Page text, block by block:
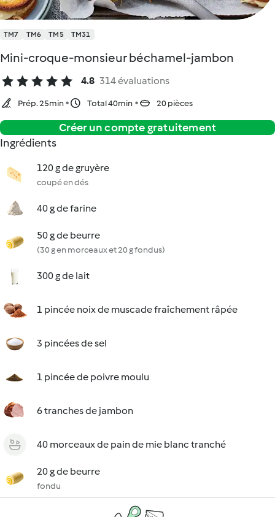
TM7 TM6 TM5 TM31
Mini-croque-monsieur béchamel-jambon
4.8 314 évaluations
Prép. 25min Total 40min 20 pièces
Créer un compte gratuitement
Ingrédients
120 g de gruyère
coupé en dés
40 g de farine
50 g de beurre
(30 g en morceaux et 20 g fondus)
300 g de lait
1 pincée noix de muscade fraîchement râpée
3 pincées de sel
1 pincée de poivre moulu
6 tranches de jambon
40 morceaux de pain de mie blanc tranché
20 g de beurre
fondu